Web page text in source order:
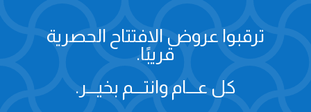
ترقبوا عروض الافتتاح الحصرية
قريبًا.
كل عـــام وانتـــم بخيـــر.